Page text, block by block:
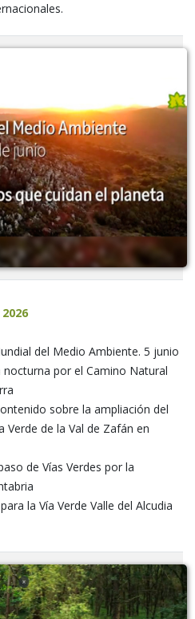
del Medio Ambiente. 5 junio
nocturna por el Camino Natural
sobre la ampliación del
Verde de la Val de Zafán en
de Vías Verdes por la
la Vía Verde Valle del Alcudia